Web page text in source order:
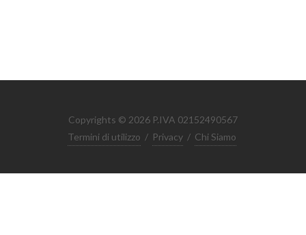
Copyrights © 2026 P.IVA 02152490567
Termini di utilizzo / Privacy / Chi Siamo